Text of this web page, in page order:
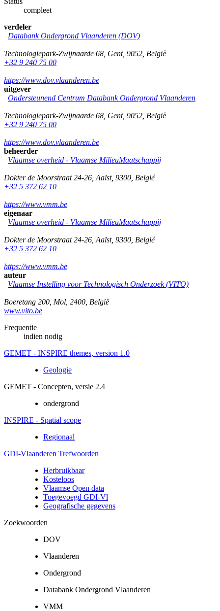
compleet
verdeler
Databank Ondergrond Vlaanderen (DOV)
Technologiepark-Zwijnaarde 68 Gent, 9052 België
+32 9 240 75 00
https://www.dov.vlaanderen.be
uitgever
Ondersteunend Centrum Databank Ondergrond Vlaanderen
Technologiepark-Zwijnaarde 68 Gent, 9052 België
+32 9 240 75 00
https://www.dov.vlaanderen.be
beheerder
Vlaamse overheid - Vlaamse MilieuMaatschappij
Dokter de Moorstraat 24-26 Aalst, 9300 België
+32 5 372 62 10
https://www.vmm.be
eigenaar
Vlaamse overheid - Vlaamse MilieuMaatschappij
Dokter de Moorstraat 24-26 Aalst, 9300 België
+32 5 372 62 10
https://www.vmm.be
auteur
Vlaamse Instelling voor Technologisch Onderzoek (VITO)
Boeretang 200 Mol 2400 België
www.vito.be
Frequentie
indien nodig
GEMET - INSPIRE themes, version 1.0
Geologie
GEMET - Concepten, versie 2.4
ondergrond
INSPIRE - Spatial scope
Regionaal
GDI-Vlaanderen Trefwoorden
Herbruikbaar
Kosteloos
Vlaamse Open data
Toegevoegd GDI-Vl
Geografische gegevens
Zoekwoorden
DOV
Vlaanderen
Ondergrond
Databank Ondergrond Vlaanderen
VMM